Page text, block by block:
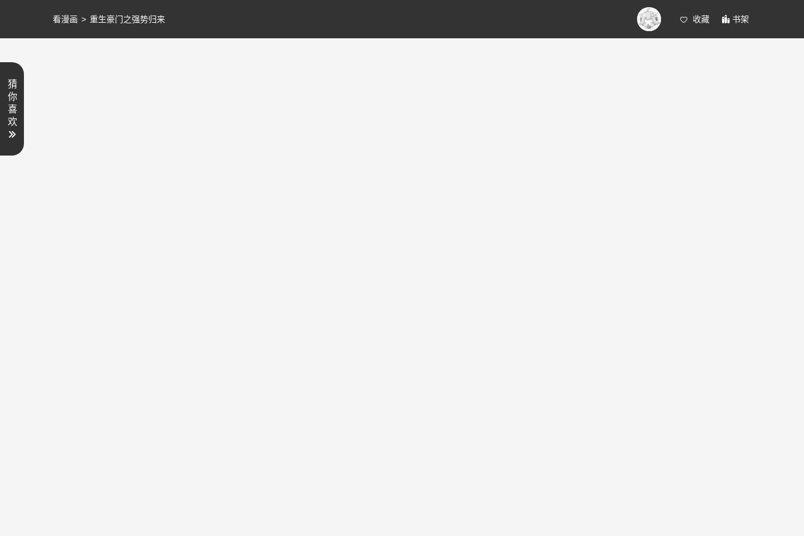
收藏 书架
看漫画 > 重生豪门之强势归来
猜
你
喜
欢